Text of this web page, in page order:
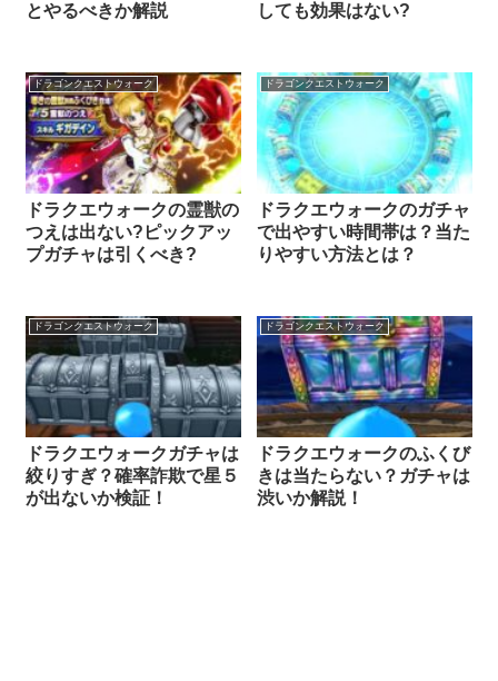
とやるべきか解説
しても効果はない?
ドラゴンクエストウォーク
ドラクエウォークの霊獣の
つえは出ない?ピックアッ
プガチャは引くべき?
ドラゴンクエストウォーク
ドラクエウォークのガチャ
で出やすい時間帯は？当た
りやすい方法とは？
ドラゴンクエストウォーク
ドラクエウォークガチャは
絞りすぎ？確率詐欺で星５
が出ないか検証！
ドラゴンクエストウォーク
ドラクエウォークのふくび
きは当たらない？ガチャは
渋いか解説！